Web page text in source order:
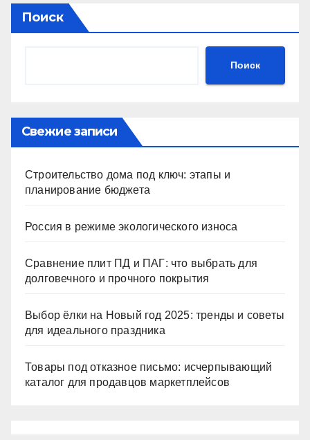
Поиск
Поиск
Свежие записи
Строительство дома под ключ: этапы и
планирование бюджета
Россия в режиме экологического износа
Сравнение плит ПД и ПАГ: что выбрать для
долговечного и прочного покрытия
Выбор ёлки на Новый год 2025: тренды и советы
для идеального праздника
Товары под отказное письмо: исчерпывающий
каталог для продавцов маркетплейсов